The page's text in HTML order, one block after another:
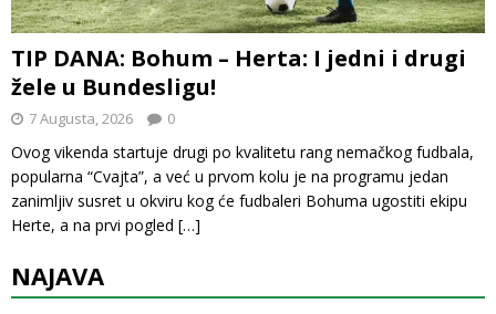
TIP DANA: Bohum – Herta: I jedni i drugi
žele u Bundesligu!
7 Augusta, 2026 0
Ovog vikenda startuje drugi po kvalitetu rang nemačkog fudbala,
popularna “Cvajta”, a već u prvom kolu je na programu jedan
zanimljiv susret u okviru kog će fudbaleri Bohuma ugostiti ekipu
Herte, a na prvi pogled […]
NAJAVA